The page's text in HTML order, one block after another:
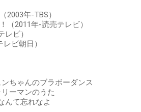
2003年-TBS）
（2011年-読売テレビ）
ビ）
ビ朝日）
ちゃんのブラボーダンス
ーマンのうた
んて忘れなよ